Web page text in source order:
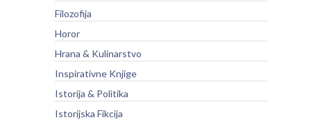
Filozofija
Horor
Hrana & Kulinarstvo
Inspirativne Knjige
Istorija & Politika
Istorijska Fikcija